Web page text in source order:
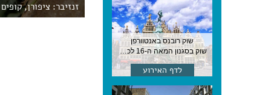
שוק רובנס באנטוורפן
שוק בסגנון המאה ה-16 לכבודו של הצייר המפורסם, בן העיר, נערך ב-15 באוגוסט באנטוורפן
לדף האירוע
זנזיבר: ציפורן, קופים